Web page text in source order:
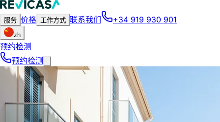
服务 价格 工作方式 联系我们 +34 919 930 901
zh
预约检测
预约检测